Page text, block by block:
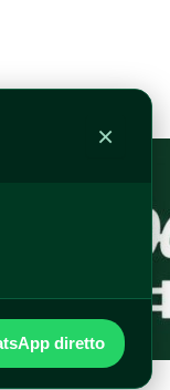
×
diretto